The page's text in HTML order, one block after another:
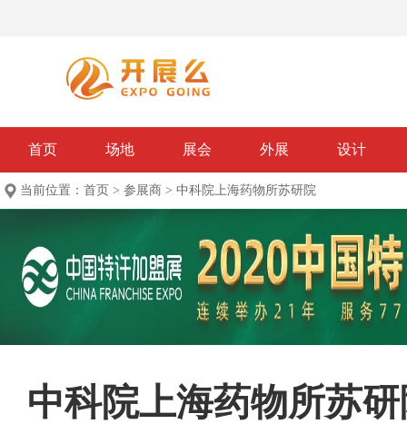
首页 场地 展会 外展 设计
当前位置： 首页 > 参展商 > 中科院上海药物所苏研院
中科院上海药物所苏